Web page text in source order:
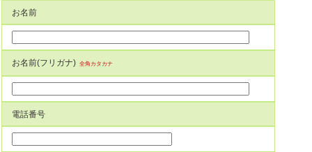
お名前
お名前(フリガナ) 全角カタカナ
電話番号